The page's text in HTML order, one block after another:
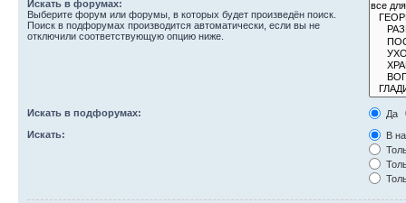
Искать в форумах:
Выберите форум или форумы, в которых будет произведён поиск.
Поиск в подфорумах производится автоматически, если вы не
отключили соответствующую опцию ниже.
Искать в подфорумах:
Да
Искать:
В